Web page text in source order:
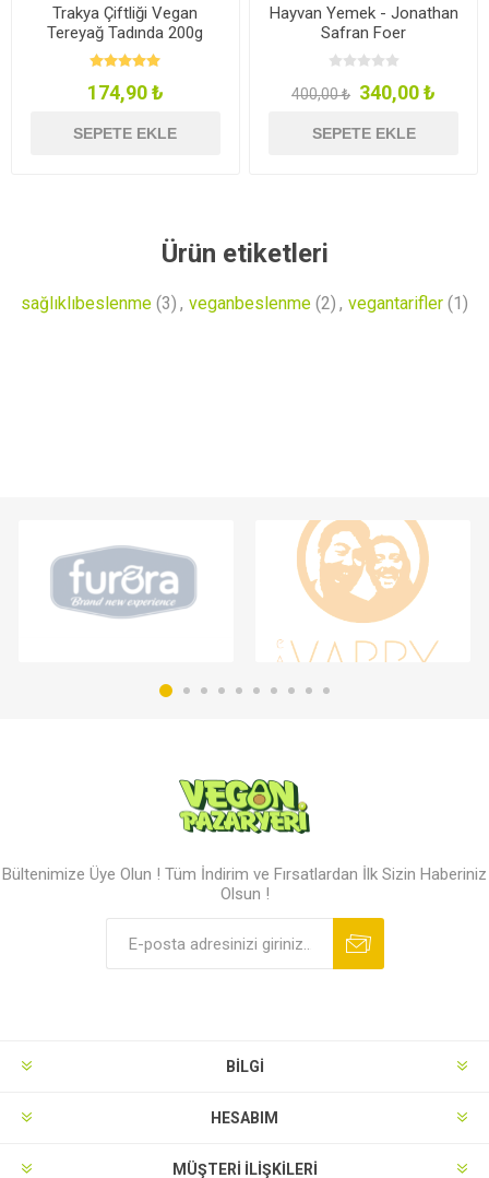
Trakya Çiftliği Vegan
Tereyağ Tadında 200g
174,90 ₺
SEPETE EKLE
Hayvan Yemek - Jonathan
Safran Foer
400,00 ₺ 340,00 ₺
SEPETE EKLE
Ürün etiketleri
sağlıklıbeslenme (3) , veganbeslenme (2) , vegantarifler (1)
Bültenimize Üye Olun ! Tüm İndirim ve Fırsatlardan İlk Sizin Haberiniz
Olsun !
BILGI
HESABIM
MÜŞTERI İLIŞKILERI